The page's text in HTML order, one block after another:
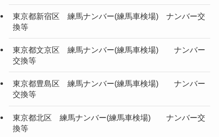
東京都新宿区 練馬ナンバー(練馬車検場) ナンバー交
換等
東京都文京区 練馬ナンバー(練馬車検場) ナンバー
交換等
東京都豊島区 練馬ナンバー(練馬車検場) ナンバー
交換等
東京都北区 練馬ナンバー(練馬車検場) ナンバー交
換等